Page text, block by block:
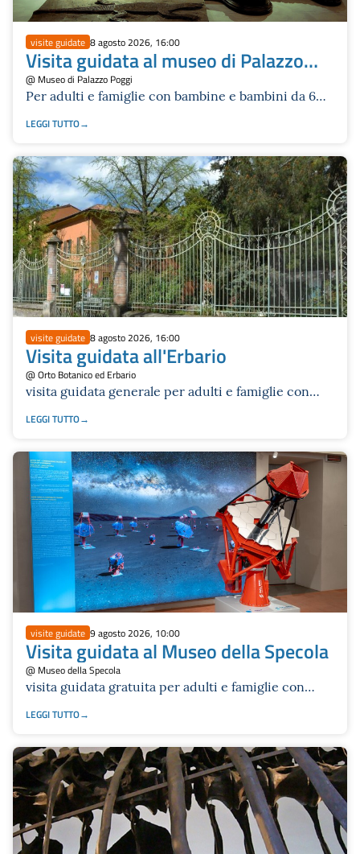
visite guidate 8 agosto 2026, 16:00
Visita guidata al museo di Palazzo
Poggi
@ Museo di Palazzo Poggi
Per adulti e famiglie con bambine e bambini da 6
LEGGI TUTTO
visite guidate 8 agosto 2026, 16:00
Visita guidata all'Erbario
@ Orto Botanico ed Erbario
visita guidata generale per adulti e famiglie con
LEGGI TUTTO
visite guidate 9 agosto 2026, 10:00
Visita guidata al Museo della Specola
@ Museo della Specola
visita guidata gratuita per adulti e famiglie con
LEGGI TUTTO